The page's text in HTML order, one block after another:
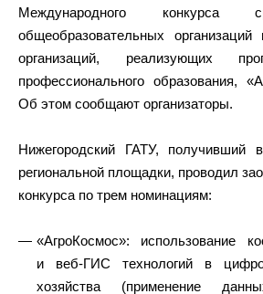
Международного конкурса
общеобразовательных организаций
организаций, реализующих
профессионального образования,
Об этом сообщают организаторы.
Нижегородский ГАТУ, получивший
региональной площадки, проводил
конкурса по трем номинациям:
«АгроКосмос»: использование
и веб-ГИС технологий в
хозяйства (применение